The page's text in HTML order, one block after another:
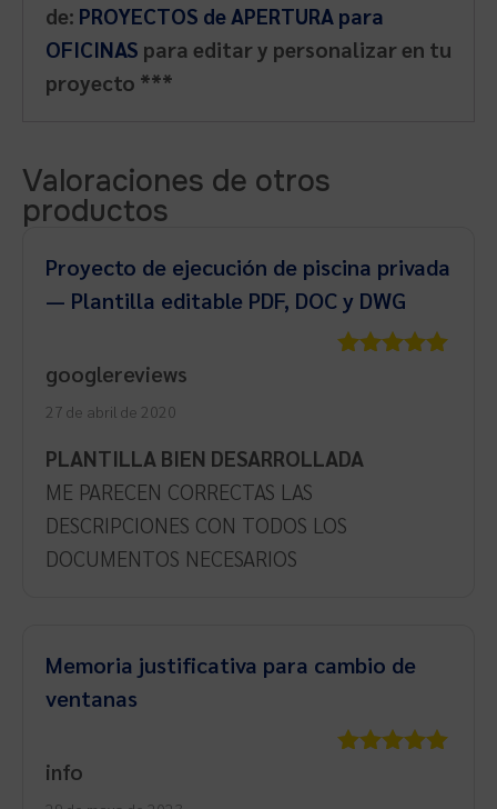
de: PROYECTOS de APERTURA para
OFICINAS para editar y personalizar en tu
proyecto ***
Valoraciones de otros
productos
Proyecto de ejecución de piscina privada
— Plantilla editable PDF, DOC y DWG
googlereviews
27 de abril de 2020
PLANTILLA BIEN DESARROLLADA
ME PARECEN CORRECTAS LAS
DESCRIPCIONES CON TODOS LOS
DOCUMENTOS NECESARIOS
Memoria justificativa para cambio de
ventanas
info